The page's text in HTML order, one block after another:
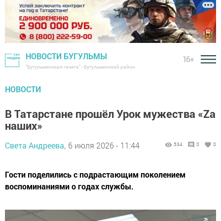
НОВОСТИ БУГУЛЬМЫ
"Бугульминская газета" - Бугульминский район
16+
НОВОСТИ
В Татарстане прошёл Урок мужества «Zа
наших»
Света Андреева, 6 июля 2026 - 11:44 534 0 0
Гости поделились с подрастающим поколением
воспоминаниями о годах службы.